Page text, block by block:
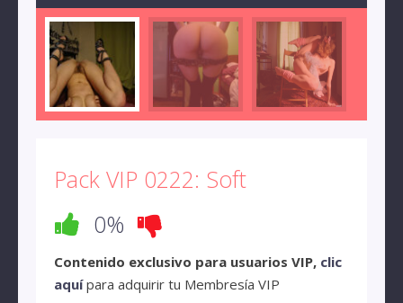
Pack VIP 0222: Soft
0%
Contenido exclusivo para usuarios VIP, clic
aquípara adquirir tu Membresía VIP